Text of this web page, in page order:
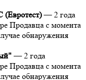
(Евротест)— 2 года
Продавца с момента
обнаружения
— 2 года
Продавца с момента
обнаружения